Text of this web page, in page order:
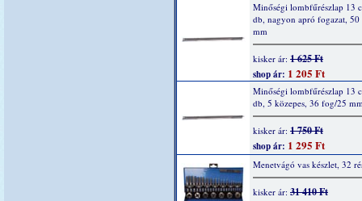
Minőségi lombfűrészlap 13
db, nagyon apró fogazat,
mm
kisker ár: 1 625 Ft
shop ár: 1 205 Ft
Minőségi lombfűrészlap 13
db, 5 közepes, 36 fog/25
kisker ár: 1 750 Ft
shop ár: 1 295 Ft
Menetvágó vas készlet, 32
kisker ár: 31 410 Ft